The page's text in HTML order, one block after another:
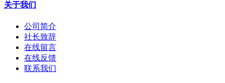
关于我们
公司简介
社长致辞
在线留言
在线反馈
联系我们